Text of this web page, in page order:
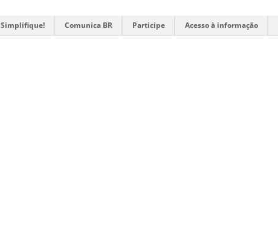
Simplifique! Comunica BR Participe Acesso à informação